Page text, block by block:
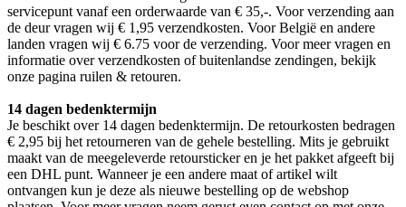
servicepunt vanaf een orderwaarde van € 35,-. Voor verzending aan
de deur vragen wij € 1,95 verzendkosten. Voor België en andere
landen vragen wij € 6.75 voor de verzending. Voor meer vragen en
informatie over verzendkosten of buitenlandse zendingen, bekijk
onze pagina ruilen & retouren.
14 dagen bedenktermijn
Je beschikt over 14 dagen bedenktermijn. De retourkosten bedragen
€ 2,95 bij het retourneren van de gehele bestelling. Mits je gebruikt
maakt van de meegeleverde retoursticker en je het pakket afgeeft bij
een DHL punt. Wanneer je een andere maat of artikel wilt
ontvangen kun je deze als nieuwe bestelling op de webshop